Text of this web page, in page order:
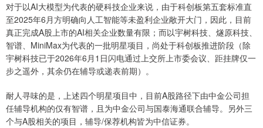
对于以AI大模型为代表的硬科技企业来说，由于科创板第五套标准直
至2025年6月方明确向人工智能等未盈利企业敞开大门，因此，目前
真正完成A股上市的AI相关企业数量有限；而以宇树科技、燧原科技、
智谱、MiniMax为代表的一批明星项目，尚处于科创板推进阶段（除
宇树科技已于2026年6月1日闪电通过上交所上市委会议、距挂牌仅一
步之遥外，其余仍在辅导或递表前期）。
耐人寻味的是，上述四个明星项目中，目前A股路径下由中金公司担
任辅导机构的仅有智谱，且为中金公司与国泰海通联合辅导。另外三
个与A股相关的项目，辅导/保荐机构皆为中信证券。